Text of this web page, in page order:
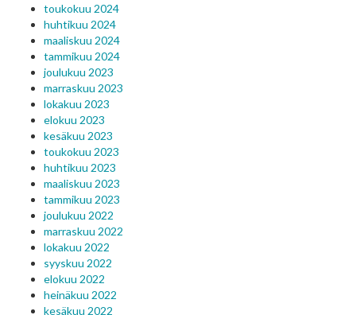
toukokuu 2024
huhtikuu 2024
maaliskuu 2024
tammikuu 2024
joulukuu 2023
marraskuu 2023
lokakuu 2023
elokuu 2023
kesäkuu 2023
toukokuu 2023
huhtikuu 2023
maaliskuu 2023
tammikuu 2023
joulukuu 2022
marraskuu 2022
lokakuu 2022
syyskuu 2022
elokuu 2022
heinäkuu 2022
kesäkuu 2022